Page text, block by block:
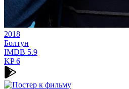
2018
Болтун
IMDB 5.9
KP6